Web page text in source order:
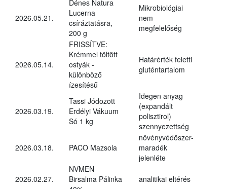
2026.05.21.
Dénes Natura
Lucerna
csíráztatásra,
200 g
Mikrobiológiai
nem
megfelelőség
2026.05.14.
FRISSÍTVE:
Krémmel töltött
ostyák -
különböző
ízesítésű
Határérték feletti
gluténtartalom
2026.03.19.
Tassi Jódozott
Erdélyi Vákuum
Só 1 kg
Idegen anyag
(expandált
polisztirol)
szennyezettség
2026.03.18. PACO Mazsola
növényvédőszer-
maradék
jelenléte
2026.02.27.
NVMEN
Birsalma Pálinka
analitikai eltérés